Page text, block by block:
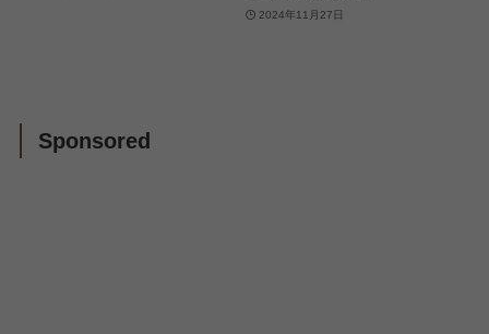
2024年11月27日
Sponsored